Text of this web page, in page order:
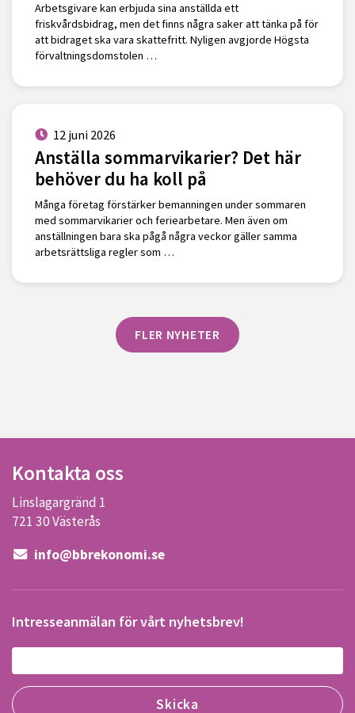
Arbetsgivare kan erbjuda sina anställda ett
friskvårdsbidrag, men det finns några saker att tänka på för
att bidraget ska vara skattefritt. Nyligen avgjorde Högsta
förvaltningsdomstolen …
12 juni 2026
Anställa sommarvikarier? Det här
behöver du ha koll på
Många företag förstärker bemanningen under sommaren
med sommarvikarier och feriearbetare. Men även om
anställningen bara ska pågå några veckor gäller samma
arbetsrättsliga regler som …
FLER NYHETER
Kontakta oss
Linslagargränd 1
721 30 Västerås
info@bbrekonomi.se
Intresseanmälan för vårt nyhetsbrev!